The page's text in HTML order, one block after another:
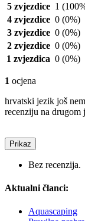
5 zvjezdice 1
4 zvjezdice 0 (0%)
3 zvjezdice 0 (0%)
2 zvjezdice 0 (0%)
1 zvjezdica 0 (0%)
1 ocjena
hrvatski jezik još
recenziju na drugom
Prikaz
Bez recenzija.
Aktualni članci:
Aquascaping